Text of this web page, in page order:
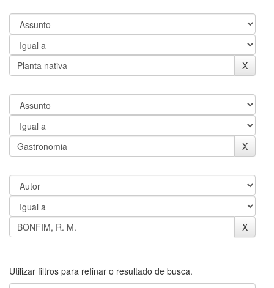
Utilizar filtros para refinar o resultado de busca.